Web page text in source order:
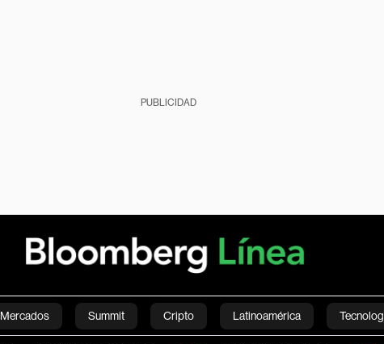
PUBLICIDAD
Mercados Summit Cripto Latinoamérica